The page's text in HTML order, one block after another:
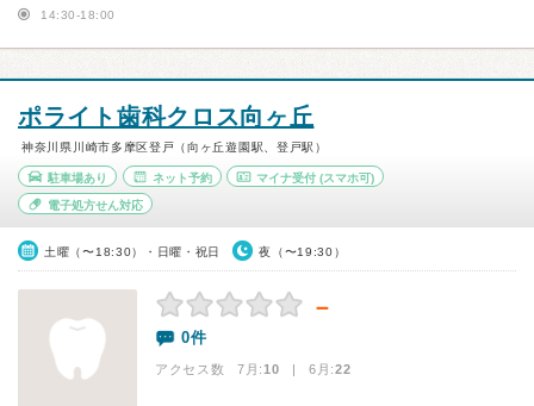
14:30-18:00
ポライト歯科クロス向ヶ丘
神奈川県川崎市多摩区登戸（向ヶ丘遊園駅、登戸駅）
駐車場あり ネット予約 マイナ受付 (スマホ可)
電子処方せん対応
土曜（〜18:30）・日曜・祝日 夜（〜19:30）
－
0件
アクセス数 7月:10 | 6月:22